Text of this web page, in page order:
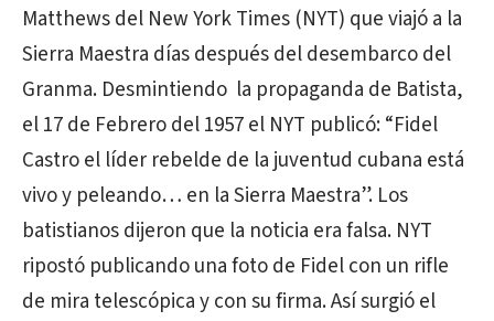
Matthews del New York Times (NYT) que viajó a la
Sierra Maestra días después del desembarco del
Granma. Desmintiendo la propaganda de Batista,
el 17 de Febrero del 1957 el NYT publicó: “Fidel
Castro el líder rebelde de la juventud cubana está
vivo y peleando… en la Sierra Maestra”. Los
batistianos dijeron que la noticia era falsa. NYT
ripostó publicando una foto de Fidel con un rifle
de mira telescópica y con su firma. Así surgió el